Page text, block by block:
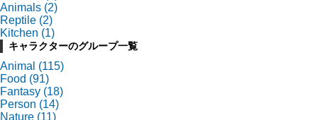
Animals (2)
Reptile (2)
Kitchen (1)
キャラクターのグループ一覧
Animal (115)
Food (91)
Fantasy (18)
Person (14)
Nature (11)